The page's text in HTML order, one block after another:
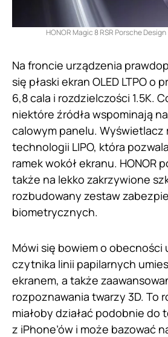
HONOR Magic 8 RSR Porsche
Na froncie urządzenia
się płaski ekran OLED LTPO o
6,8 cala i rozdzielczości 1.5K.
niektóre źródła wspominają
calowym panelu. Wyświetlacz
technologii LIPO, która
ramek wokół ekranu. HONOR
także na lekko zakrzywione
rozbudowany zestaw
biometrycznych.
Mówi się bowiem o
czytnika linii papilarnych
ekranem, a także
rozpoznawania twarzy 3D. To
miałoby działać podobnie do
z iPhone’ów i może bazować